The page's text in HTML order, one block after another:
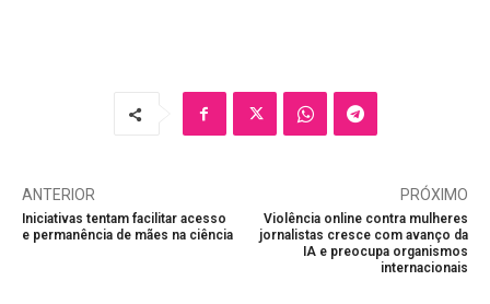
ANTERIOR
Iniciativas tentam facilitar acesso
e permanência de mães na ciência
PRÓXIMO
Violência online contra mulheres
jornalistas cresce com avanço da
IA e preocupa organismos
internacionais